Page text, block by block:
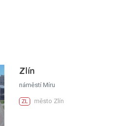
Zlín
náměstí Míru
ZL město Zlín